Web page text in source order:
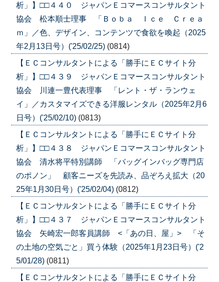
析」】□□４４０ ジャパンＥコマースコンサルタント
協会 松本順士理事 「Ｂｏｂａ Ｉｃｅ Ｃｒｅａ
ｍ」／色、デザイン、コンテンツで食欲を喚起（2025
年2月13日号）('25/02/25) (0814)
【ＥＣコンサルタントによる「勝手にＥＣサイト分
析」】□□４３９ ジャパンＥコマースコンサルタント
協会 川連一豊代表理事 「レント・ザ・ランウェ
イ」／カスタマイズできる洋服レンタル（2025年2月6
日号）('25/02/10) (0813)
【ＥＣコンサルタントによる「勝手にＥＣサイト分
析」】□□４３８ ジャパンＥコマースコンサルタント
協会 清水将平特別講師 「バッグインバッグ専門店
のポノン」 顧客ニーズを先読み、品ぞろえ拡大（20
25年1月30日号）('25/02/04) (0812)
【ＥＣコンサルタントによる「勝手にＥＣサイト分
析」】□□４３７ ジャパンＥコマースコンサルタント
協会 矢崎宏一郎客員講師 <「あの日、屋」> 「そ
の土地の空気ごと」買う体験（2025年1月23日号）('2
5/01/28) (0811)
【ＥＣコンサルタントによる「勝手にＥＣサイト分